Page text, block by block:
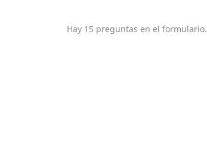
Hay 15 preguntas en el formulario.